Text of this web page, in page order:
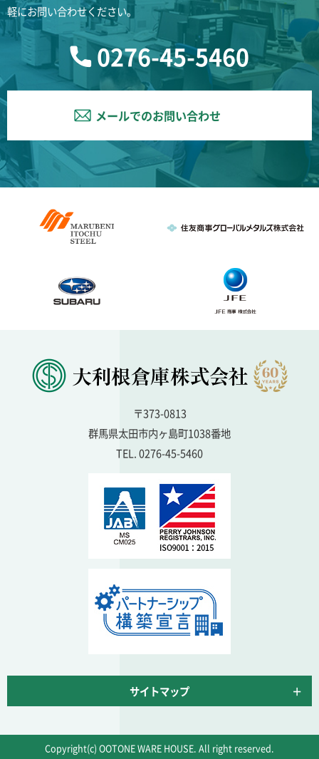
軽にお問い合わせください。
0276-45-5460
メールでのお問い合わせ
〒373-0813
群馬県太田市内ヶ島町1038番地
TEL. 0276-45-5460
サイトマップ
Copyright(c) OOTONE WARE HOUSE. All right reserved.